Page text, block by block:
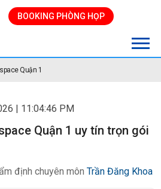
BOOKING PHÒNG HỌP
Quận 1
| 11:04:46 PM
Quận 1 uy tín trọn gói
định chuyên môn Trần Đăng Khoa